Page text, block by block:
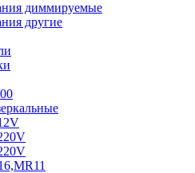
диммируемые
другие